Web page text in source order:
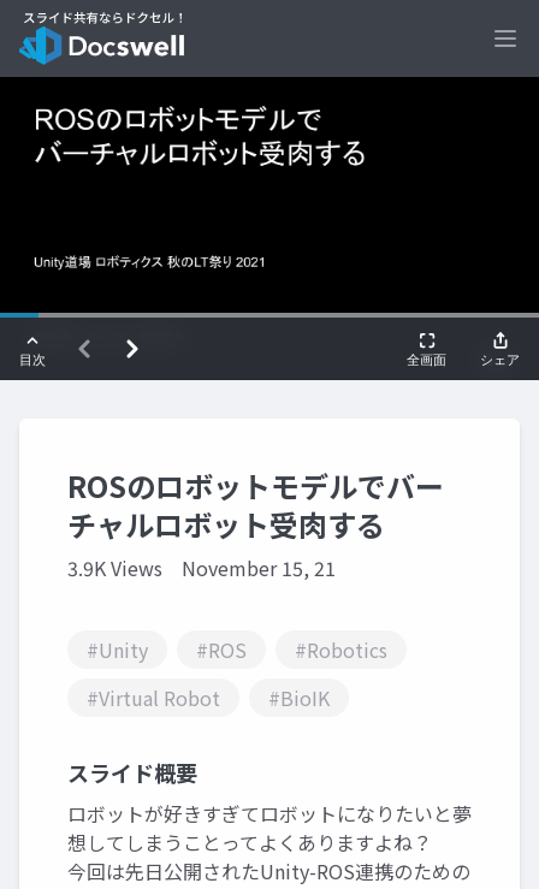
ROSのロボットモデルでバー
チャルロボット受肉する
3.9K Views November 15, 21
#Unity #ROS
#Robotics
#Virtual Robot
#BioIK
スライド概要
ロボットが好きすぎてロボットになりたいと夢
想してしまうことってよくありますよね？
今回は先日公開されたUnity-ROS連携のための